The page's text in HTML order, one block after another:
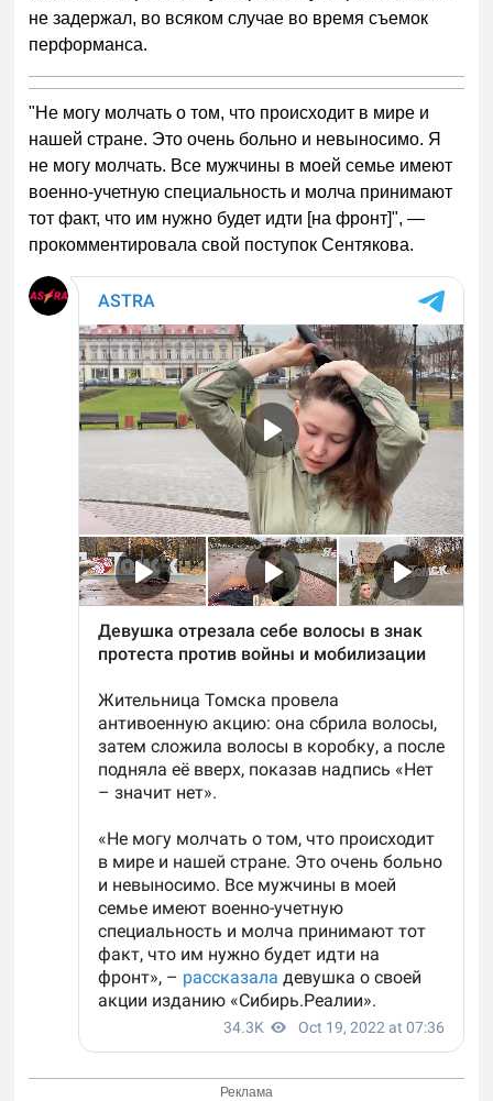
не задержал, во всяком случае во время съемок
перформанса.
"Не могу молчать о том, что происходит в мире и
нашей стране. Это очень больно и невыносимо. Я
не могу молчать. Все мужчины в моей семье имеют
военно-учетную специальность и молча принимают
тот факт, что им нужно будет идти [на фронт]", —
прокомментировала свой поступок Сентякова.
Реклама